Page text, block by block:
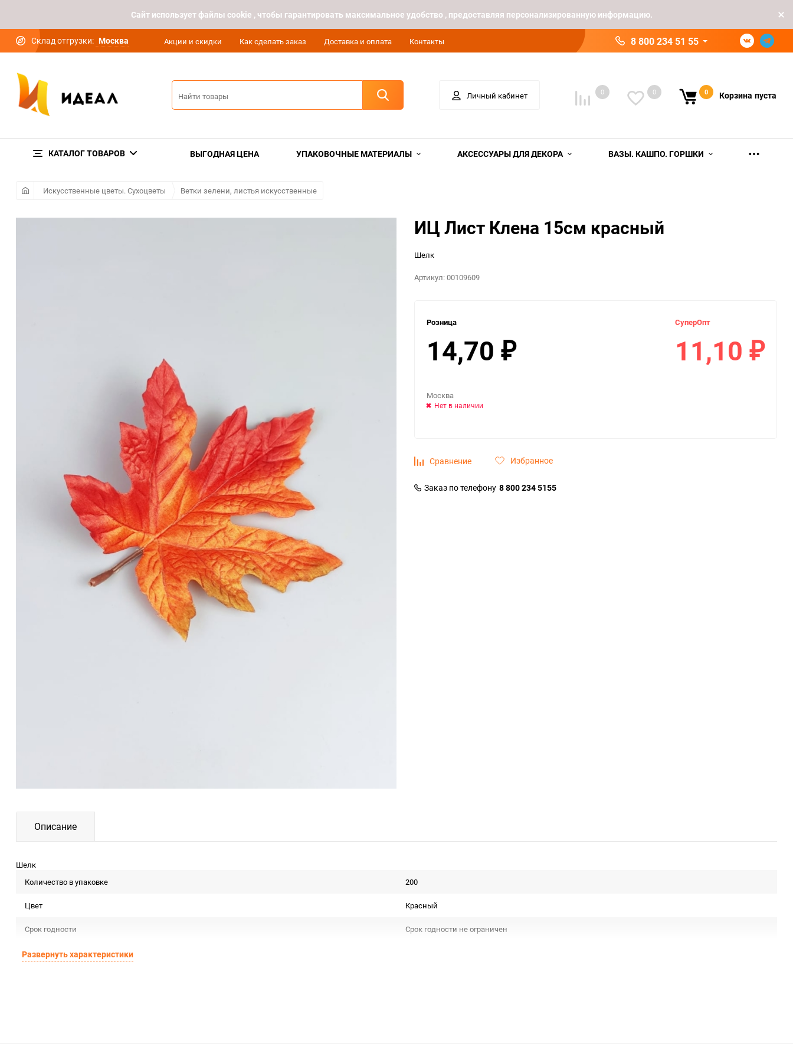
Cайт использует файлы cookie , чтобы гарантировать максимальное удобство , предоставляя персонализированную информацию.
Склад отгрузки: Москва Акции и скидки Как сделать заказ Доставка и оплата Контакты 8 800 234 51 55
Личный кабинет 0 0 0 Корзина пуста
КАТАЛОГ ТОВАРОВ ВЫГОДНАЯ ЦЕНА УПАКОВОЧНЫЕ МАТЕРИАЛЫ АКСЕССУАРЫ ДЛЯ ДЕКОРА ВАЗЫ. КАШПО. ГОРШКИ
Искусственные цветы. Сухоцветы Ветки зелени, листья искусственные
ИЦ Лист Клена 15см красный
Шелк
Артикул:00109609
Розница
14,70 ₽
СуперОпт
11,10 ₽
Москва
Нет в наличии
Сравнение Избранное
Заказ по телефону 8 800 234 5155
Описание
Шелк
Количество в упаковке
200
Цвет Красный
Срок годности Срок годности не ограничен
Предназначение товара
Развернуть характеристики